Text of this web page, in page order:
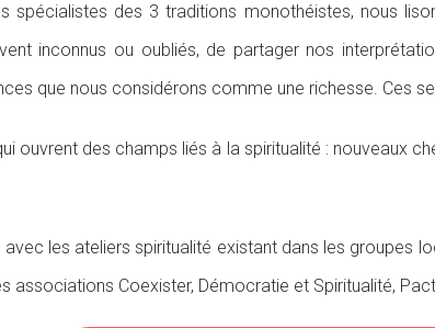
spécialistes des 3 traditions monothéistes, nous
inconnus ou oubliés, de partager nos
que nous considérons comme une richesse. Ces
ouvrent des champs liés à la spiritualité : nouveaux
les ateliers spiritualité existant dans les groupes
associations Coexister, Démocratie et Spiritualité,